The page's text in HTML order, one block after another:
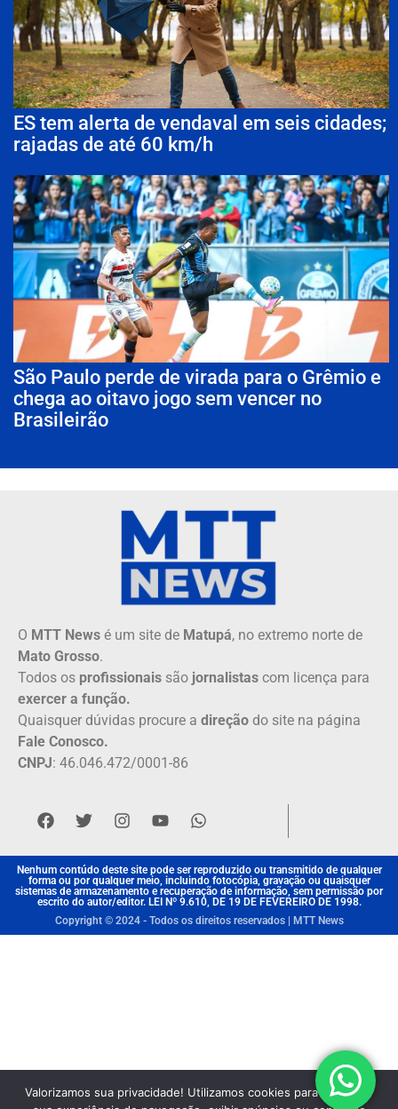
ES tem alerta de vendaval em seis cidades;
rajadas de até 60 km/h
São Paulo perde de virada para o Grêmio e
chega ao oitavo jogo sem vencer no
Brasileirão
O MTT News é um site de Matupá, no extremo norte de
Mato Grosso.
Todos os profissionais são jornalistas com licença para
exercer a função.
Quaisquer dúvidas procure a direção do site na página
Fale Conosco.
CNPJ: 46.046.472/0001-86
Nenhum contúdo deste site pode ser reproduzido ou transmitido de qualquer
forma ou por qualquer meio, incluindo fotocópia, gravação ou quaisquer
sistemas de armazenamento e recuperação de informação, sem permissão por
escrito do autor/editor. LEI Nº 9.610, DE 19 DE FEVEREIRO DE 1998.
Copyright © 2024 - Todos os direitos reservados | MTT News
Valorizamos sua privacidade! Utilizamos cookies para aprimorar